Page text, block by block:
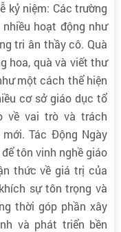
kỷ niệm: Các trường
hoạt động như
tri ân thầy cô. Quà
hoa, quà và viết thư
một cách thể hiện
cơ sở giáo dục tổ
về vai trò và trách
Tác Động Ngày
tôn vinh nghề giáo
thức về giá trị của
sự tôn trọng và
thời góp phần xây
và phát triển bền